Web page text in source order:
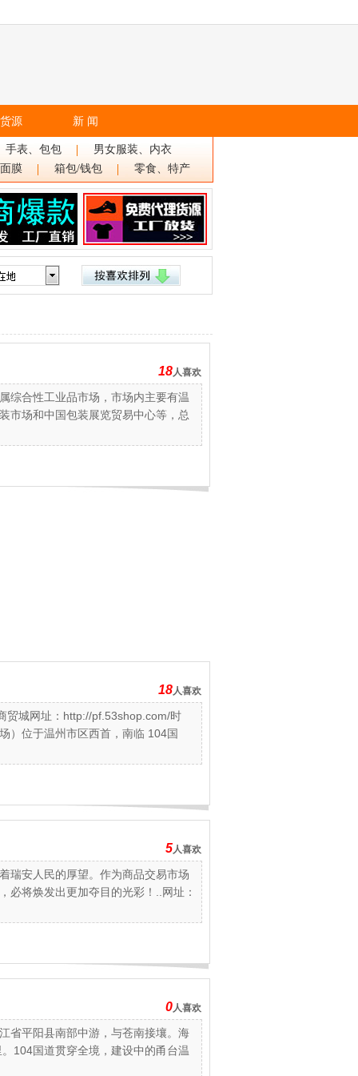
源 新 闻
手表、包包
男女服装、内衣
膜 箱包/钱包 零食、特产
18人喜欢
综合性工业品市场，市场内主要有温
市场和中国包装展览贸易中心等，总
18人喜欢
贸城网址：http://pf.53shop.com/时
）位于温州市区西首，南临 104国
5人喜欢
瑞安人民的厚望。作为商品交易市场
必将焕发出更加夺目的光彩！..网址：
0人喜欢
省平阳县南部中游，与苍南接壤。海
104国道贯穿全境，建设中的甬台温